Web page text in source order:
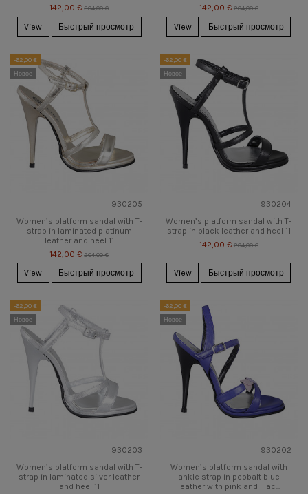
142,00 € 204,00 €
View Быстрый просмотр
142,00 € 204,00 €
View Быстрый просмотр
-62,00 €
Новое
930205
Women’s platform sandal with T-
strap in laminated platinum
leather and heel 11
142,00 € 204,00 €
View Быстрый просмотр
-62,00 €
Новое
930204
Women’s platform sandal with T-
strap in black leather and heel 11
142,00 € 204,00 €
View Быстрый просмотр
-62,00 €
Новое
930203
Women’s platform sandal with T-
strap in laminated silver leather
and heel 11
-62,00 €
Новое
930202
Women’s platform sandal with
ankle strap in pcobalt blue
leather with pink and lilac...